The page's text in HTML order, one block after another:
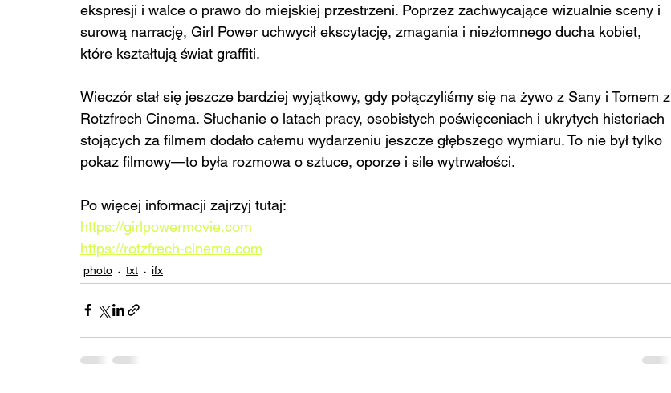
ekspresji i walce o prawo do miejskiej przestrzeni. Poprzez zachwycające wizualnie sceny i
surową narrację, Girl Power uchwycił ekscytację, zmagania i niezłomnego ducha kobiet,
które kształtują świat graffiti.
Wieczór stał się jeszcze bardziej wyjątkowy, gdy połączyliśmy się na żywo z Sany i Tomem z
Rotzfrech Cinema. Słuchanie o latach pracy, osobistych poświęceniach i ukrytych historiach
stojących za filmem dodało całemu wydarzeniu jeszcze głębszego wymiaru. To nie był tylko
pokaz filmowy—to była rozmowa o sztuce, oporze i sile wytrwałości.
Po więcej informacji zajrzyj tutaj:
https://girlpowermovie.com
https://rotzfrech-cinema.com
photo txt ifx